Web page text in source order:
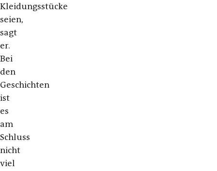
Kleidungsstücke
seien,
sagt
er.
Bei
den
Geschichten
ist
es
am
Schluss
nicht
viel